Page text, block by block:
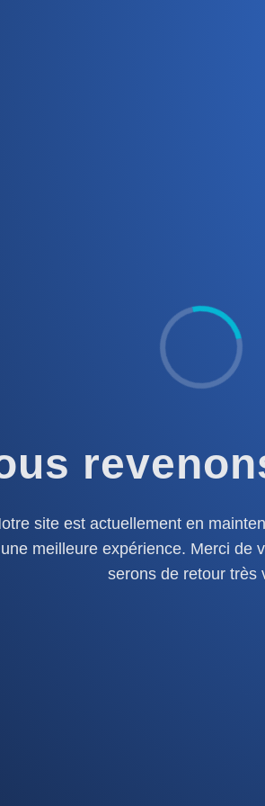
site est actuellement en
une meilleure expérience. Merci de
serons de retour très